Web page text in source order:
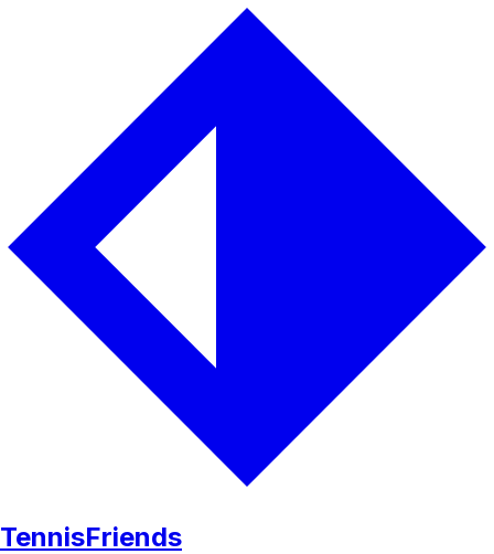
TennisFriends